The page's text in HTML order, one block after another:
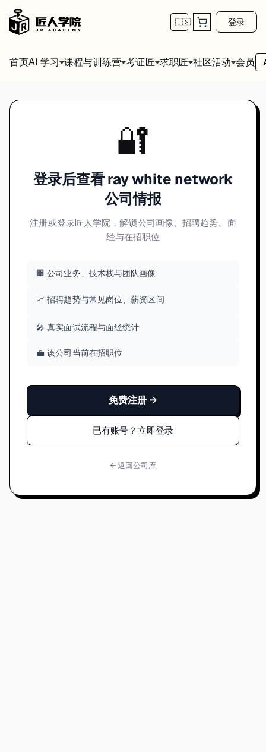
🇺🇸 登录
首页AI 学习 课程与训练营 考证匠 求职匠 社区活动 会员
🔐
登录后查看 ray white network
公司情报
注册或登录匠人学院，解锁公司画像、招聘趋势、面
经与在招职位
🏢 公司业务、技术栈与团队画像
📈 招聘趋势与常见岗位、薪资区间
🎤 真实面试流程与面经统计
💼 该公司当前在招职位
免费注册 →
已有账号？立即登录
← 返回公司库